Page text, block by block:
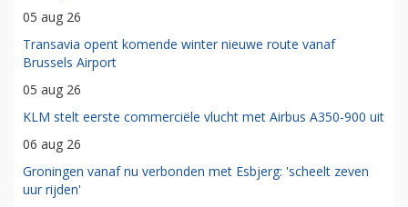
05 aug 26
Transavia opent komende winter nieuwe route vanaf
Brussels Airport
05 aug 26
KLM stelt eerste commerciële vlucht met Airbus A350-900 uit
06 aug 26
Groningen vanaf nu verbonden met Esbjerg: 'scheelt zeven
uur rijden'